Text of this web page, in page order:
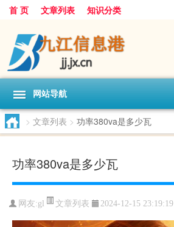
首 页 文章列表 知识分类
网站导航
> 文章列表 > 功率380va是多少瓦
功率380va是多少瓦
网友:gl 文章列表 2024-12-15 23:19:19